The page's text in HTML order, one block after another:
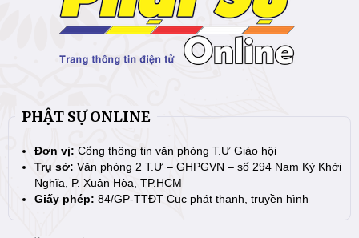
PHẬT SỰ ONLINE
Đơn vị: Cổng thông tin văn phòng T.Ư Giáo hội
Trụ sở: Văn phòng 2 T.Ư – GHPGVN – số 294 Nam Kỳ Khởi
Nghĩa, P. Xuân Hòa, TP.HCM
Giấy phép: 84/GP-TTĐT Cục phát thanh, truyền hình